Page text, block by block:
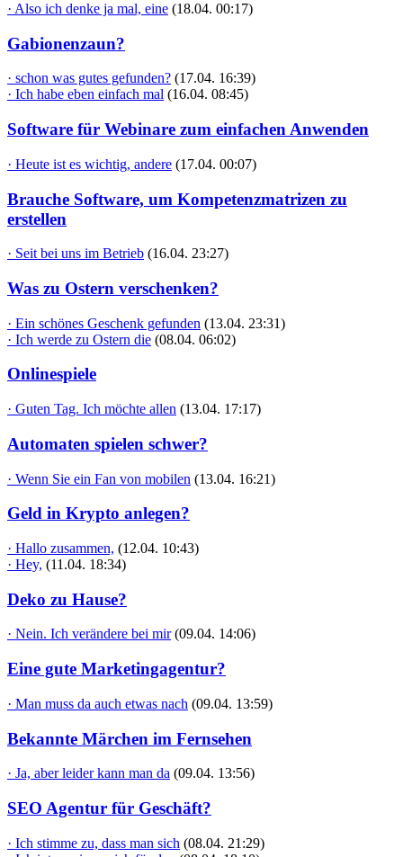
· Also ich denke ja mal, eine (18.04. 00:17)
Gabionenzaun?
· schon was gutes gefunden? (17.04. 16:39)
· Ich habe eben einfach mal (16.04. 08:45)
Software für Webinare zum einfachen Anwenden
· Heute ist es wichtig, andere (17.04. 00:07)
Brauche Software, um Kompetenzmatrizen zu
erstellen
· Seit bei uns im Betrieb (16.04. 23:27)
Was zu Ostern verschenken?
· Ein schönes Geschenk gefunden (13.04. 23:31)
· Ich werde zu Ostern die (08.04. 06:02)
Onlinespiele
· Guten Tag. Ich möchte allen (13.04. 17:17)
Automaten spielen schwer?
· Wenn Sie ein Fan von mobilen (13.04. 16:21)
Geld in Krypto anlegen?
· Hallo zusammen, (12.04. 10:43)
· Hey, (11.04. 18:34)
Deko zu Hause?
· Nein. Ich verändere bei mir (09.04. 14:06)
Eine gute Marketingagentur?
· Man muss da auch etwas nach (09.04. 13:59)
Bekannte Märchen im Fernsehen
· Ja, aber leider kann man da (09.04. 13:56)
SEO Agentur für Geschäft?
· Ich stimme zu, dass man sich (08.04. 21:29)